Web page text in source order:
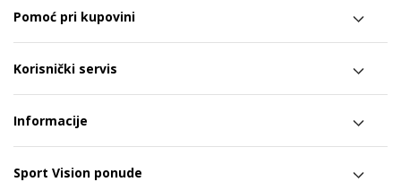
Pomoć pri kupovini
Korisnički servis
Informacije
Sport Vision ponude